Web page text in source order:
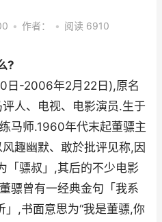
• 作者： • 阅读 6910
?
日-2006年2月22日),原名
人、电视、电影演员.生于
马师.1960年代末起董骠主
趣幽默、敢於批评见称,因
「骠叔」,其后的不少电影
骠曾有一经典金句「我系
,书面意思为“我是董骠,你